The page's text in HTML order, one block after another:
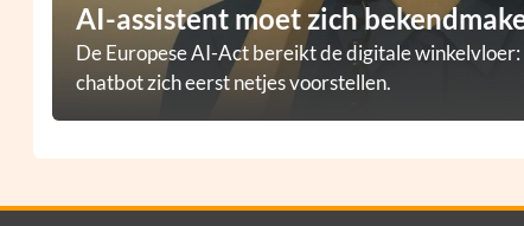
AI-assistent moet zich
De Europese AI-Act bereikt de digitale winkelvloer:
chatbot zich eerst netjes voorstellen.